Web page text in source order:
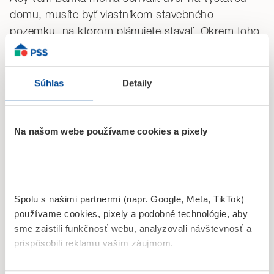
Súhlas Detaily
Na našom webe používame cookies a pixely
Spolu s našimi partnermi (napr. Google, Meta, TikTok)
používame cookies, pixely a podobné technológie, aby
sme zaistili funkčnosť webu, analyzovali návštevnosť a
prispôsobili reklamu vašim záujmom.
domu, musíte byť vlastníkom stavebného
pozemku, na ktorom plánujete stavať. Okrem toho
k žiadosti o úver budete potrebovať aj tieto
doklady:
stavebného pozemku (príp. rozostavanej stavby),
rozpočet stavby,
zdokladovaný plán financovania stavby v celkovej
výške rozpočtových nákladov a ceny pozemku,